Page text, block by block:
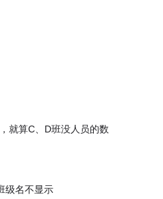
就算C、D班没人员的数
级名不显示